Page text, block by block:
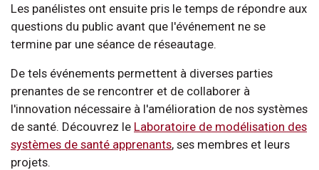
Les panélistes ont ensuite pris le temps de répondre aux
questions du public avant que l'événement ne se
termine par une séance de réseautage.
De tels événements permettent à diverses parties
prenantes de se rencontrer et de collaborer à
l'innovation nécessaire à l'amélioration de nos systèmes
de santé. Découvrez le Laboratoire de modélisation des
systèmes de santé apprenants, ses membres et leurs
projets.